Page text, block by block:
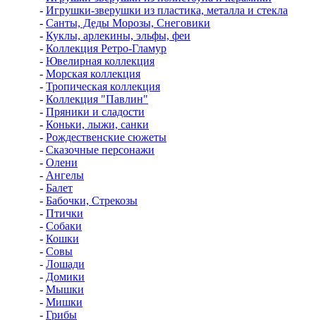
- Игрушки-зверушки из пластика, металла и стекла
- Санты, Деды Морозы, Снеговики
- Куклы, арлекины, эльфы, феи
- Коллекция Ретро-Гламур
- Ювелирная коллекция
- Морская коллекция
- Тропическая коллекция
- Коллекция "Павлин"
- Пряники и сладости
- Коньки, лыжи, санки
- Рождественские сюжеты
- Сказочные персонажи
- Олени
- Ангелы
- Балет
- Бабочки, Стрекозы
- Птички
- Собаки
- Кошки
- Совы
- Лошади
- Домики
- Мышки
- Мишки
- Грибы